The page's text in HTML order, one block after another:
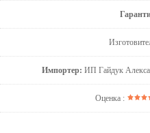
Импортер: ИП Гайдук
Оценка :